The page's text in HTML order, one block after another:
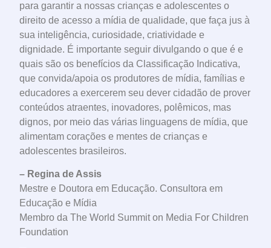
para garantir a nossas crianças e adolescentes o
direito de acesso a mídia de qualidade, que faça jus à
sua inteligência, curiosidade, criatividade e
dignidade. É importante seguir divulgando o que é e
quais são os benefícios da Classificação Indicativa,
que convida/apoia os produtores de mídia, famílias e
educadores a exercerem seu dever cidadão de prover
conteúdos atraentes, inovadores, polêmicos, mas
dignos, por meio das várias linguagens de mídia, que
alimentam corações e mentes de crianças e
adolescentes brasileiros.
– Regina de Assis
Mestre e Doutora em Educação. Consultora em
Educação e Mídia
Membro da The World Summit on Media For Children
Foundation